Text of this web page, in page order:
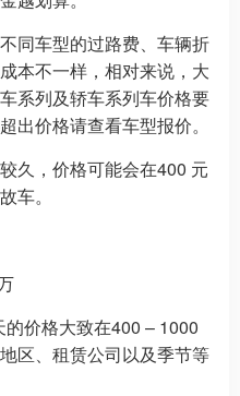
同车型的过路费、车辆折
本不一样，相对来说，大
系列及轿车系列车价格要
出价格请查看车型报价。
久，价格可能会在400 元
车。
价格大致在400 – 1000
区、租赁公司以及季节等